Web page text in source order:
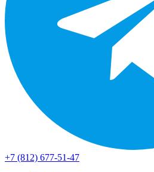
+7 (812) 677-51-47